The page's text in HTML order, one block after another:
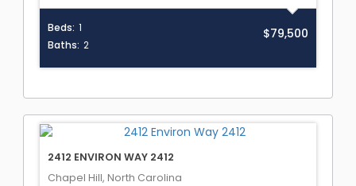
Beds: 1
Baths: 2
$79,500
2412 ENVIRON WAY 2412
Chapel Hill, North Carolina